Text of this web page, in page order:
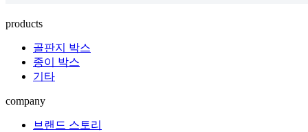
products
골판지 박스
종이 박스
기타
company
브랜드 스토리